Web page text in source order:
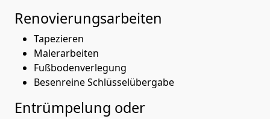
Renovierungsarbeiten
Tapezieren
Malerarbeiten
Fußbodenverlegung
Besenreine Schlüsselübergabe
Entrümpelung oder